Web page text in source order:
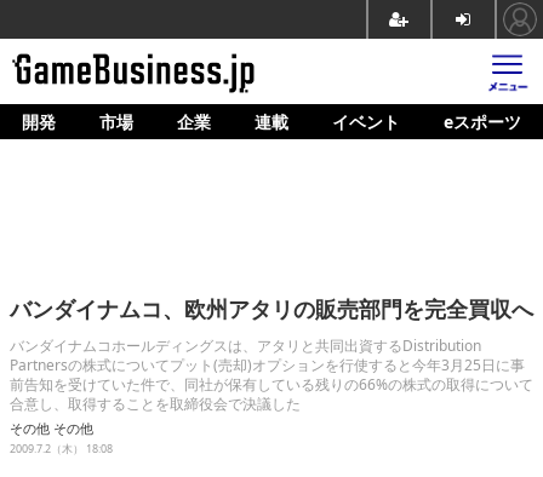
ホーム
企業動向
人材育成
産業政策
開発 市場 企業 連載 イベント eスポーツ
バンダイナムコ、欧州アタリの販売部門を完全買収へ
バンダイナムコホールディングスは、アタリと共同出資するDistribution
Partnersの株式についてプット(売却)オプションを行使すると今年3月25日に事
前告知を受けていた件で、同社が保有している残りの66%の株式の取得について
合意し、取得することを取締役会で決議した
その他 その他
2009.7.2（木） 18:08